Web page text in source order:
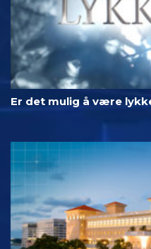
Er det mulig å være